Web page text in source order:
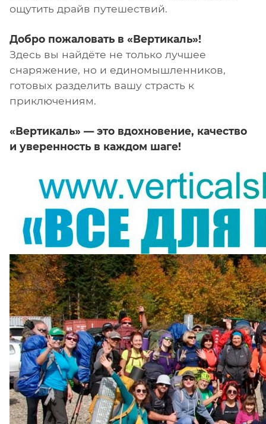
ощутить драйв путешествий.
Добро пожаловать в «Вертикаль»!
Здесь вы найдёте не только лучшее
снаряжение, но и единомышленников,
готовых разделить вашу страсть к
приключениям.
«Вертикаль» — это вдохновение, качество
и уверенность в каждом шаге!